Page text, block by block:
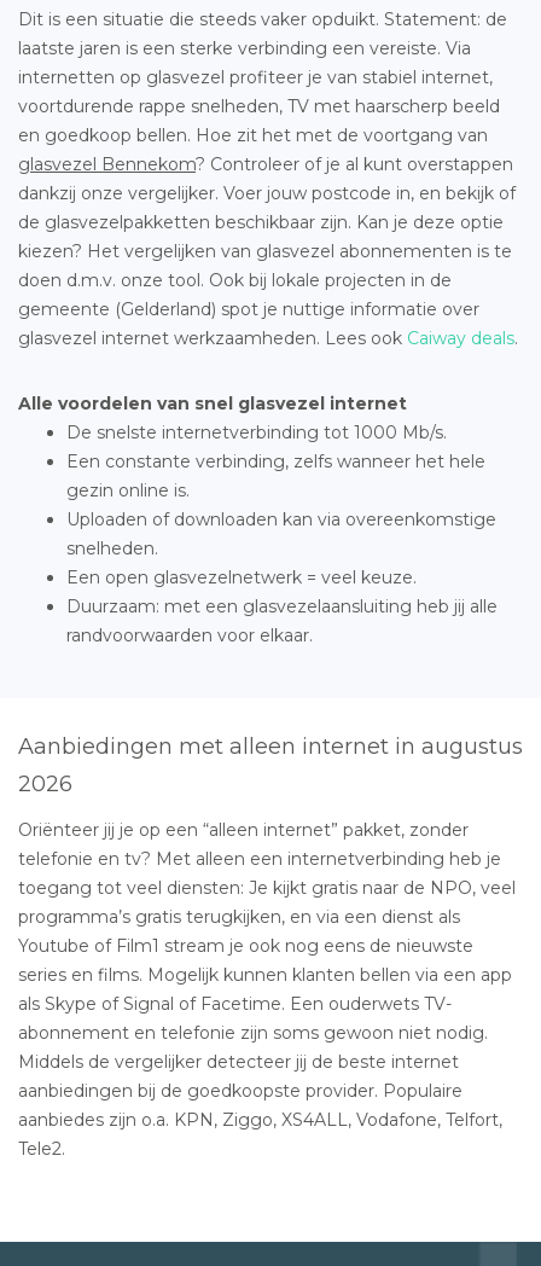
Dit is een situatie die steeds vaker opduikt. Statement: de
laatste jaren is een sterke verbinding een vereiste. Via
internetten op glasvezel profiteer je van stabiel internet,
voortdurende rappe snelheden, TV met haarscherp beeld
en goedkoop bellen. Hoe zit het met de voortgang van
glasvezel Bennekom? Controleer of je al kunt overstappen
dankzij onze vergelijker. Voer jouw postcode in, en bekijk of
de glasvezelpakketten beschikbaar zijn. Kan je deze optie
kiezen? Het vergelijken van glasvezel abonnementen is te
doen d.m.v. onze tool. Ook bij lokale projecten in de
gemeente (Gelderland) spot je nuttige informatie over
glasvezel internet werkzaamheden. Lees ook Caiway deals.
Alle voordelen van snel glasvezel internet
De snelste internetverbinding tot 1000 Mb/s.
Een constante verbinding, zelfs wanneer het hele
gezin online is.
Uploaden of downloaden kan via overeenkomstige
snelheden.
Een open glasvezelnetwerk = veel keuze.
Duurzaam: met een glasvezelaansluiting heb jij alle
randvoorwaarden voor elkaar.
Aanbiedingen met alleen internet in augustus
2026
Oriënteer jij je op een “alleen internet” pakket, zonder
telefonie en tv? Met alleen een internetverbinding heb je
toegang tot veel diensten: Je kijkt gratis naar de NPO, veel
programma’s gratis terugkijken, en via een dienst als
Youtube of Film1 stream je ook nog eens de nieuwste
series en films. Mogelijk kunnen klanten bellen via een app
als Skype of Signal of Facetime. Een ouderwets TV-
abonnement en telefonie zijn soms gewoon niet nodig.
Middels de vergelijker detecteer jij de beste internet
aanbiedingen bij de goedkoopste provider. Populaire
aanbiedes zijn o.a. KPN, Ziggo, XS4ALL, Vodafone, Telfort,
Tele2.